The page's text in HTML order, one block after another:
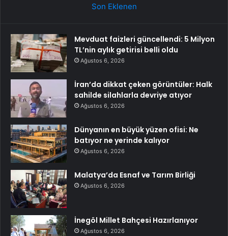
Son Eklenen
Mevduat faizleri güncellendi: 5 Milyon
TL’nin aylık getirisi belli oldu
Ağustos 6, 2026
İran’da dikkat çeken görüntüler: Halk
sahilde silahlarla devriye atıyor
Ağustos 6, 2026
Dünyanın en büyük yüzen ofisi: Ne
batıyor ne yerinde kalıyor
Ağustos 6, 2026
Malatya’da Esnaf ve Tarım Birliği
Ağustos 6, 2026
İnegöl Millet Bahçesi Hazırlanıyor
Ağustos 6, 2026